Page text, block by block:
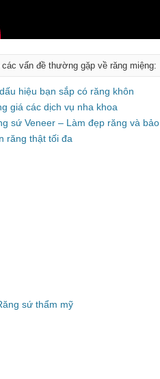
các vấn đề thường gặp về răng miệng:
hiệu bạn sắp có răng khôn
giá các dịch vụ nha khoa
sứ Veneer – Làm đẹp răng và bảo
răng thật tối đa